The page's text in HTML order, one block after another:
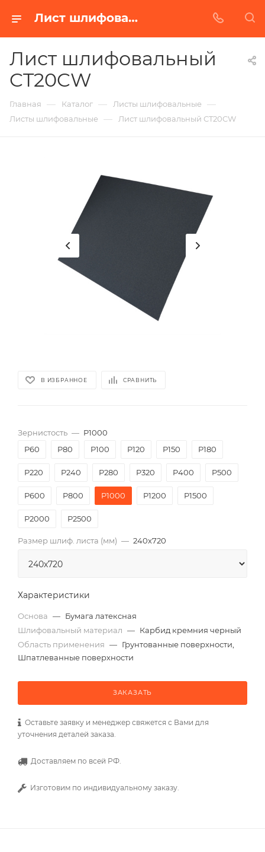
Лист шлифовальный CT20CW в Белгороде | Купить по недорогой цене от Абразивного Завода
Лист шлифовальный
CT20CW
Главная — Каталог — Листы шлифовальные —
Листы шлифовальные — Лист шлифовальный CT20CW
В ИЗБРАННОЕ СРАВНИТЬ
Зернистость — P1000
P60
P80 P100 P120 P150 P180
P220 P240 P280 P320 P400 P500
P600 P800 P1000 P1200 P1500
P2000 Р2500
Размер шлиф. листа (мм) — 240х720
Характеристики
Основа — Бумага латексная
Шлифовальный материал — Карбид кремния черный
Область применения — Грунтованные поверхности,
Шпатлеванные поверхности
ЗАКАЗАТЬ
Оставьте заявку и менеджер свяжется с Вами для
уточнения деталей заказа.
Доставляем по всей РФ.
Изготовим по индивидуальному заказу.